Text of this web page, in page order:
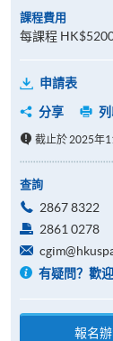
課程費用
每課程
申請表
分享
截止於 2025年
查詢
2867 8322
2861 0278
有疑問？歡
報名